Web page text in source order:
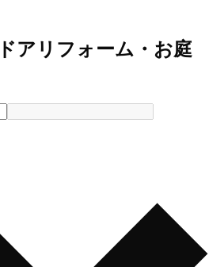
アリフォーム・お庭